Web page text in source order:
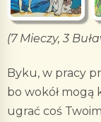
(7 Mieczy, 3
Byku, w pracy
bo wokół mogą
ugrać coś